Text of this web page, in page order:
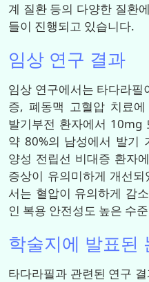
계 질환 등의 다양한 질환
들이 진행되고 있습니다.
임상 연구 결과
임상 연구에서는 타다라
증, 폐동맥 고혈압 치료
발기부전 환자에서 10mg
약 80%의 남성에서 발기
양성 전립선 비대증 환자
증상이 유의미하게 개선
서는 혈압이 유의하게 감
인 복용 안전성도 높은 수
학술지에 발표된
타다라필과 관련된 연구